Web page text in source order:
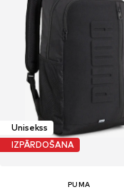
Unisekss
IZPĀRDOŠANA
PUMA